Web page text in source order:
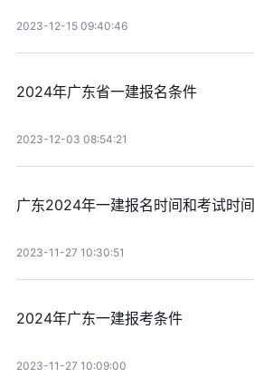
2023-12-15 09:40:46
2024年广东省一建报名条件
2023-12-03 08:54:21
广东2024年一建报名时间和考试时间
2023-11-27 10:30:51
2024年广东一建报考条件
2023-11-27 10:09:00